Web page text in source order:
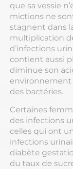
que sa vessie
mictions ne
stagnent dans
multiplication
d’infections
contient aussi
diminue son
des bactéries.
Certaines
des infections
celles qui ont
infections
diabète
du taux de